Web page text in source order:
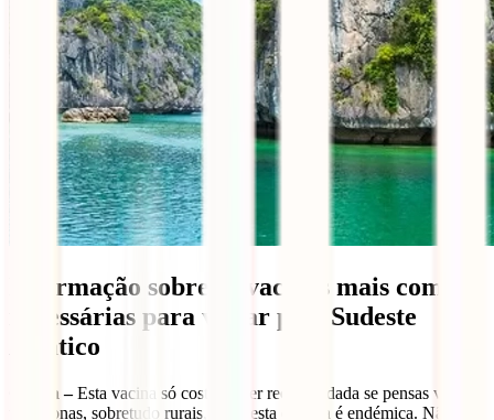
Informação sobre as vacinas mais comuns
necessárias para viajar pelo Sudeste
Asiático
Cólera –Esta vacina só costuma ser recomendada se pensas viajar
para zonas, sobretudo rurais, onde esta doença é endémica. Não